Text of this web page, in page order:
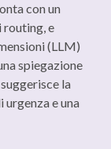
con un
e
(LLM)
spiegazione
la
e una